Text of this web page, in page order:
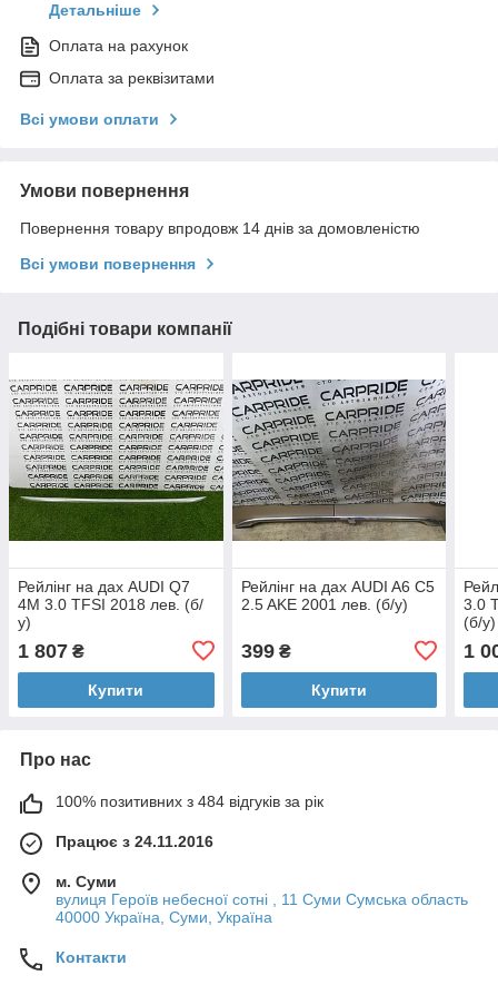
Детальніше
Оплата на рахунок
Оплата за реквізитами
Всі умови оплати
Умови повернення
Повернення товару впродовж 14 днів за домовленістю
Всі умови повернення
Подібні товари компанії
Рейлінг на дах AUDI Q7
4M 3.0 TFSI 2018 лев. (б/
у)
1 807 ₴
Купити
Рейлінг на дах AUDI A6 C5
2.5 AKE 2001 лев. (б/у)
399₴
Купити
3.0
(б/у)
1
Про нас
100% позитивних з 484 відгуків за рік
Працює з 24.11.2016
м. Суми
вулиця Героїв небесної сотні , 11 Суми Сумська область
40000 Україна, Суми, Україна
Контакти